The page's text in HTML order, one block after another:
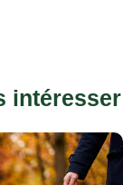
intéresser